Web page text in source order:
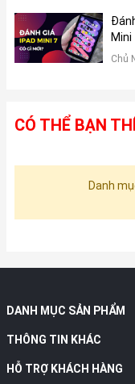
Mini
Chủ
CÓ THỂ BẠN
Danh
DANH MỤC SẢN PHẨM
THÔNG TIN KHÁC
HỖ TRỢ KHÁCH HÀNG